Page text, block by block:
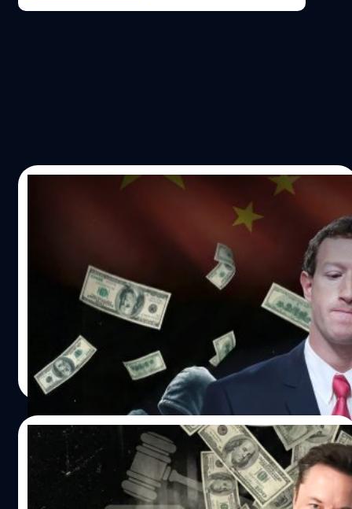
Reuters แฉซ้ำเบื้องลึก Meta ยอมให้มิจฉาชีพ
จีนยิงแอดไปทั่วโลก เพื่อแลกรายได้แสนล้าน !
ในโลกธุรกิจบางครั้งจริยธรรมก็ต้องพ่ายแพ้ให้กับตัวเลขราย
ได้ และดูเหมือนว่ากรณีล่าสุดของ Meta บริษัทแม่ของ
Facebook และ Instagram อาจเป็นเครื่องยืนยันประโยคนี้ได้ดี
ที่สุด จากกรณีที่ Reuters เปิดเผยเอกสารภายใน ที่ชี้ให้เห็น
ความจริงว่า Meta รู้ทั้งรู้ว่าโฆษณาจำนวนมหาศาลจากจีนเป็น
มิจฉาชีพ แต่กลับเลือกที่จะเพิกเฉยและประนีประนอม เพื่อ
รักษาบ่อเงินบ่อทองมูลค่าหลายพันล้านเหรียญสหรัฐฯ เอาไว้
จีนแบน Facebook แต่ Facebook รวยเพราะจีน ? เป็นเรื่อง
ตลกร้ายที่เราก็ต่างรู้กันดีว่า รัฐบาลจีนบล็อกไม่ให้ประชาชน
เล่น Facebook หรือ Instagram แต่กลับอนุญาตให้บริษัทจีน
ใช้แพลตฟอร์มเหล่านี้ ‘ยิงโฆษณา’ ไปหาลูกค้าในต่างประเทศ
ได้ จึงทำให้ธุรกิจนี้ทำเงินให้ Meta มหาศาล ในปี 2024 และ
เพียงปีเดียว Meta กวาดรายได้จากผู้ลงโฆษณาในจีนไปถึง
อมลวรรณ ศรัทธานนท์| 232 days ago
Read More
17/12/2025
มัสก์ กอดชื่อ Twitter แน่น ! ยันจะฟ้องแหลก
หลังมีสตาร์ตอัปเอาชื่อ Twitter ไปจด